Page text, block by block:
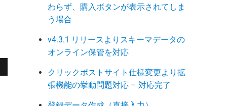
わらず、購入ボタンが表示されてしま
う場合
v4.3.1 リリースよりスキーマデータの
オンライン保管を対応
クリックポストサイト仕様変更より拡
張機能の挙動問題対応 – 対応完了